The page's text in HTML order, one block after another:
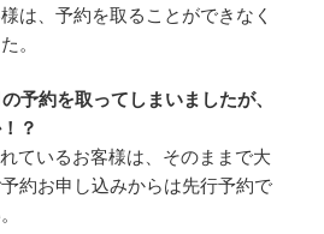
は、予約を取ることができなく
。
予約を取ってしまいましたが、
？
ているお客様は、そのままで大
約お申し込みからは先行予約で